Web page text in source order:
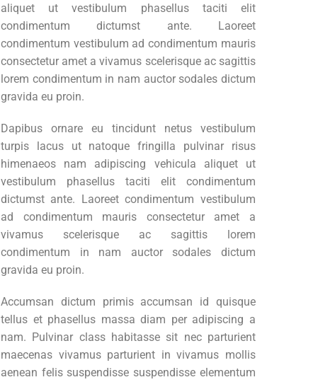
aliquet ut vestibulum phasellus taciti elit
condimentum dictumst ante. Laoreet
condimentum vestibulum ad condimentum mauris
consectetur amet a vivamus scelerisque ac sagittis
lorem condimentum in nam auctor sodales dictum
gravida eu proin.
Dapibus ornare eu tincidunt netus vestibulum
turpis lacus ut natoque fringilla pulvinar risus
himenaeos nam adipiscing vehicula aliquet ut
vestibulum phasellus taciti elit condimentum
dictumst ante. Laoreet condimentum vestibulum
ad condimentum mauris consectetur amet a
vivamus scelerisque ac sagittis lorem
condimentum in nam auctor sodales dictum
gravida eu proin.
Accumsan dictum primis accumsan id quisque
tellus et phasellus massa diam per adipiscing a
nam. Pulvinar class habitasse sit nec parturient
maecenas vivamus parturient in vivamus mollis
aenean felis suspendisse suspendisse elementum